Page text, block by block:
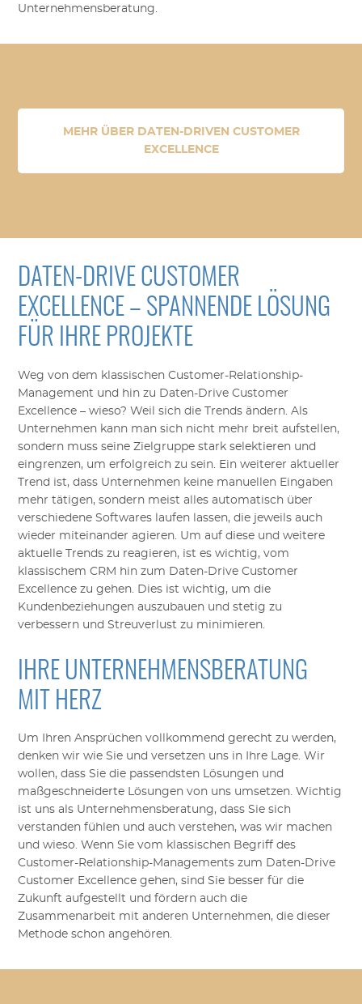
Unternehmensberatung.
MEHR ÜBER DATEN-DRIVEN CUSTOMER
EXCELLENCE
DATEN-DRIVE CUSTOMER
EXCELLENCE – SPANNENDE LÖSUNG
FÜR IHRE PROJEKTE
Weg von dem klassischen Customer-Relationship-
Management und hin zu Daten-Drive Customer
Excellence – wieso? Weil sich die Trends ändern. Als
Unternehmen kann man sich nicht mehr breit aufstellen,
sondern muss seine Zielgruppe stark selektieren und
eingrenzen, um erfolgreich zu sein. Ein weiterer aktueller
Trend ist, dass Unternehmen keine manuellen Eingaben
mehr tätigen, sondern meist alles automatisch über
verschiedene Softwares laufen lassen, die jeweils auch
wieder miteinander agieren. Um auf diese und weitere
aktuelle Trends zu reagieren, ist es wichtig, vom
klassischem CRM hin zum Daten-Drive Customer
Excellence zu gehen. Dies ist wichtig, um die
Kundenbeziehungen auszubauen und stetig zu
verbessern und Streuverlust zu minimieren.
IHRE UNTERNEHMENSBERATUNG
MIT HERZ
Um Ihren Ansprüchen vollkommend gerecht zu werden,
denken wir wie Sie und versetzen uns in Ihre Lage. Wir
wollen, dass Sie die passendsten Lösungen und
maßgeschneiderte Lösungen von uns umsetzen. Wichtig
ist uns als Unternehmensberatung, dass Sie sich
verstanden fühlen und auch verstehen, was wir machen
und wieso. Wenn Sie vom klassischen Begriff des
Customer-Relationship-Managements zum Daten-Drive
Customer Excellence gehen, sind Sie besser für die
Zukunft aufgestellt und fördern auch die
Zusammenarbeit mit anderen Unternehmen, die dieser
Methode schon angehören.